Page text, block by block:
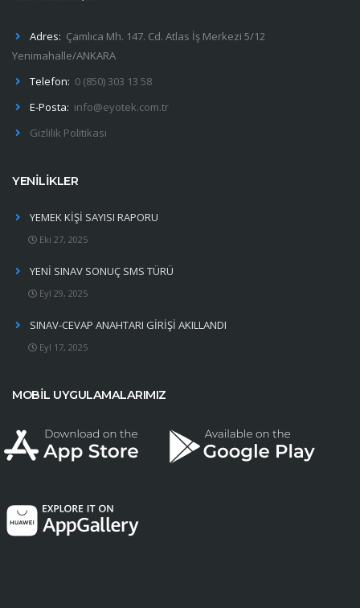
Adres: Çamlıca Mh. 147. Cd. Atlas İş Merkezi 5/12
Yenimahalle/ANKARA
Telefon: 0 (850) 303 13 58
E-Posta: info@eyotek.com.tr
Gizlilik Politikası
YENİLİKLER
YEMEK KİŞİ SAYISI RAPORU
Eki 27, 2025
YENİ SINAV SONUÇ SMS TÜRÜ
Eyl 29, 2025
SINAV-CEVAP ANAHTARI GİRİŞİ AKILLANDI
Eyl 17, 2025
MOBİL UYGULAMALARIMIZ